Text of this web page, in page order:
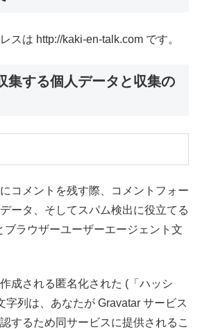
スは http://kaki-en-talk.com です。
集する個人データと収集の
コメントを残す際、コメントフォー
ータ、そしてスパム検出に役立てる
ブラウザーユーザーエージェント文
成される匿名化された (「ハッシ
字列は、あなたが Gravatar サービス
するため同サービスに提供されるこ